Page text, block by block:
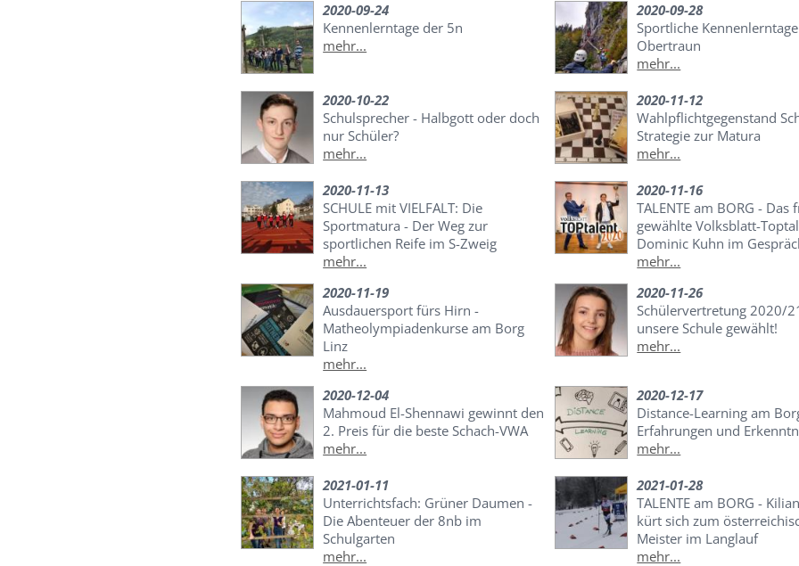
2020-09-24
Kennenlerntage der 5n
mehr...
2020-09-28
Sportliche
Obertraun
mehr...
2020-10-22
Schulsprecher - Halbgott oder doch
nur Schüler?
mehr...
2020-11-12
Wahlpflichtgegenstand
Strategie zur Matura
mehr...
2020-11-13
SCHULE mit VIELFALT: Die
Sportmatura - Der Weg zur
sportlichen Reife im S-Zweig
mehr...
2020-11-16
TALENTE am BORG - Das
gewählte Volksblatt-
Dominic Kuhn im
mehr...
2020-11-19
Ausdauersport fürs Hirn -
Matheolympiadenkurse am Borg
Linz
mehr...
2020-11-26
Schülervertretung 2020/
unsere Schule gewählt!
mehr...
2020-12-04
Mahmoud El-Shennawi gewinnt den
2. Preis für die beste Schach-VWA
mehr...
2020-12-17
Distance-Learning am
Erfahrungen und
mehr...
2021-01-11
Unterrichtsfach: Grüner Daumen -
Die Abenteuer der 8nb im
Schulgarten
mehr...
2021-01-28
TALENTE am BORG -
kürt sich zum
Meister im Langlauf
mehr...